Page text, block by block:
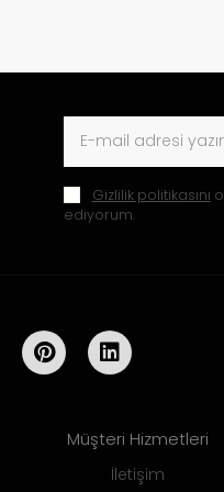
Gizlilik politikasını
ediyorum.
Müşteri Hizmetleri
İletişim